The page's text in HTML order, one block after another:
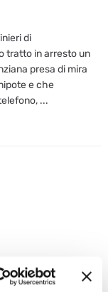
di
tratto in arresto un
presa di mira
e che
...